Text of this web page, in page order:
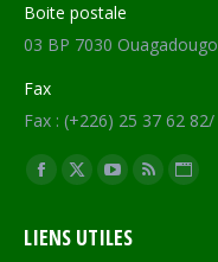
Boite postale
03 BP 7030
Fax
Fax : (+226) 25 37 62 82/
Trouvez nous sur :
Facebook
opens
X
opens
YouTube
opens
RSS Site
LIENS UTILES